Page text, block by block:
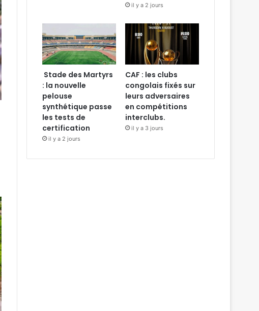
il y a 2 jours
Stade des Martyrs
: la nouvelle
pelouse
synthétique passe
les tests de
certification
il y a 2 jours
CAF : les clubs
congolais fixés sur
leurs adversaires
en compétitions
interclubs.
il y a 3 jours